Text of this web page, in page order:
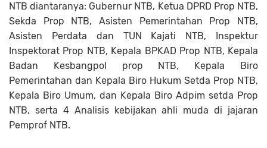
NTB diantaranya: Gubernur NTB, Ketua DPRD Prop NTB,
Sekda Prop NTB, Asisten Pemerintahan Prop NTB,
Asisten Perdata dan TUN Kajati NTB, Inspektur
Inspektorat Prop NTB, Kepala BPKAD Prop NTB, Kepala
Badan Kesbangpol prop NTB, Kepala Biro
Pemerintahan dan Kepala Biro Hukum Setda Prop NTB,
Kepala Biro Umum, dan Kepala Biro Adpim setda Prop
NTB, serta 4 Analisis kebijakan ahli muda di jajaran
Pemprof NTB.